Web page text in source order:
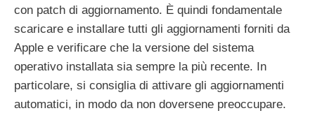
con patch di aggiornamento. È quindi fondamentale
scaricare e installare tutti gli aggiornamenti forniti da
Apple e verificare che la versione del sistema
operativo installata sia sempre la più recente. In
particolare, si consiglia di attivare gli aggiornamenti
automatici, in modo da non doversene preoccupare.